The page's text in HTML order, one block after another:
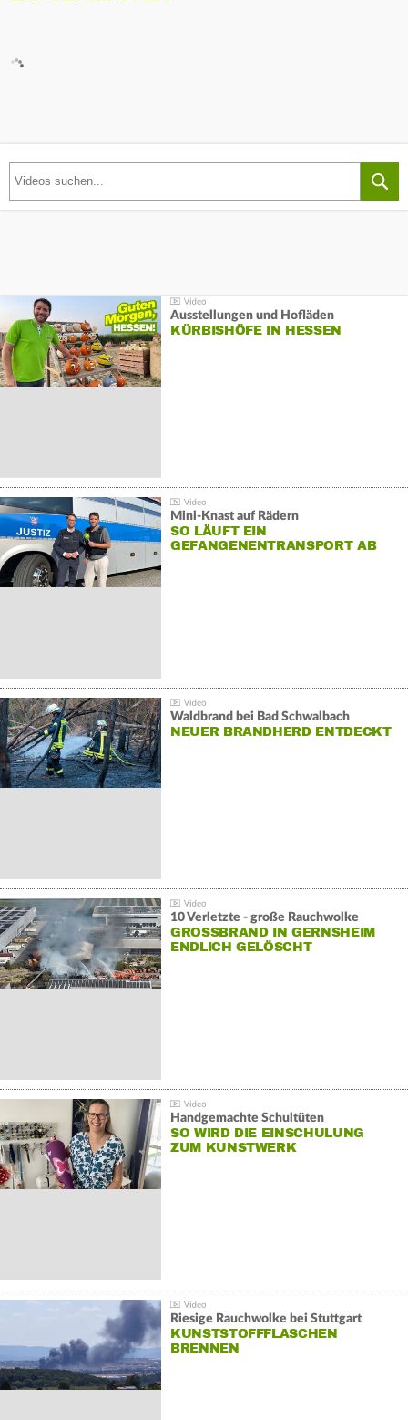
Ausstellungen und Hofläden
KÜRBISHÖFE IN HESSEN
Mini-Knast auf Rädern
SO LÄUFT EIN
GEFANGENENTRANSPORT AB
Waldbrand bei Bad Schwalbach
NEUER BRANDHERD ENTDECKT
10 Verletzte - große Rauchwolke
GROSSBRAND IN GERNSHEIM E
NDLICH GELÖSCHT
Handgemachte Schultüten
SO WIRD DIE EINSCHULUNG
ZUM KUNSTWERK
Riesige Rauchwolke bei Stuttgart
KUNSTSTOFFFLASCHEN
BRENNEN